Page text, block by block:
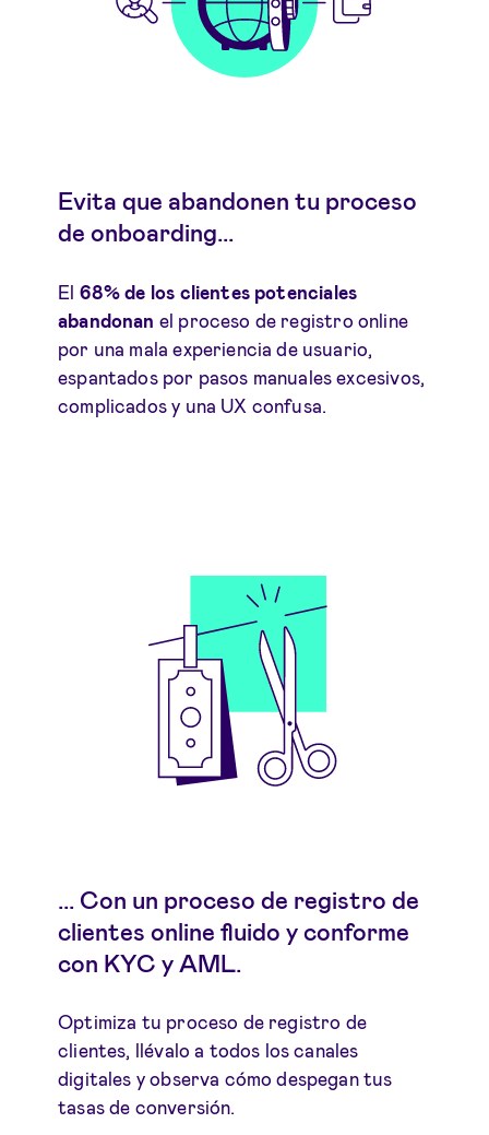
Evita que abandonen tu proceso
de onboarding...
El 68% de los clientes potenciales
abandonan el proceso de registro online
por una mala experiencia de usuario,
espantados por pasos manuales excesivos,
complicados y una UX confusa.
... Con un proceso de registro de
clientes online fluido y conforme
con KYC y AML.
Optimiza tu proceso de registro de
clientes, llévalo a todos los canales
digitales y observa cómo despegan tus
tasas de conversión.